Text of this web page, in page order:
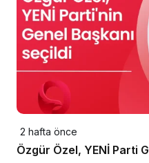
2 hafta önce
Özgür Özel, YENİ Parti